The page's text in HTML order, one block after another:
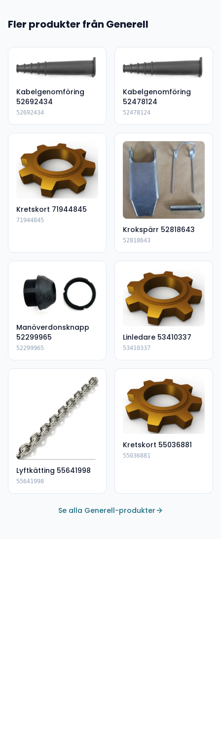
Fler produkter från Generell
Kabelgenomföring
52692434
52692434
Kabelgenomföring
52478124
52478124
Kretskort 71944845
71944845
Krokspärr 52818643
52818643
Manöverdonsknapp
52299965
52299965
Linledare 53410337
53410337
Lyftkätting 55641998
55641998
Kretskort 55036881
55036881
Se alla Generell-produkter